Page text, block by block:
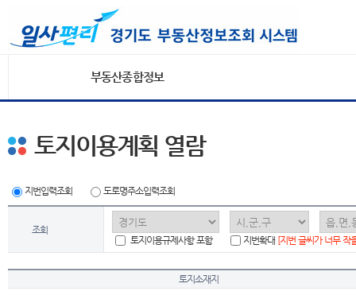
부동산종합정보
토지이용계획 열람
지번입력조회 도로명주소입력조회
조회
토지이용규제사항 포함
지번확대 [지번 글씨가 너무 작
토지소재지